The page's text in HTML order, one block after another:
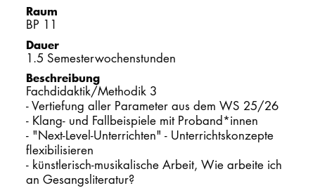
Raum
BP 11
Dauer
1.5 Semesterwochenstunden
Beschreibung
Fachdidaktik/Methodik 3
- Vertiefung aller Parameter aus dem WS 25/26
- Klang- und Fallbeispiele mit Proband*innen
- "Next-Level-Unterrichten" - Unterrichtskonzepte
flexibilisieren
- künstlerisch-musikalische Arbeit, Wie arbeite ich
an Gesangsliteratur?
myCampus